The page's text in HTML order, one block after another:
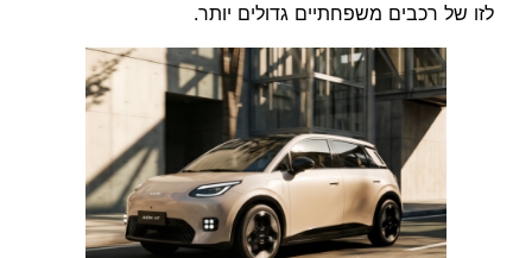
לזו של רכבים משפחתיים גדולים יותר.